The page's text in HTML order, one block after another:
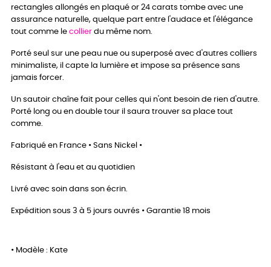
rectangles allongés en plaqué or 24 carats tombe avec une
assurance naturelle, quelque part entre l'audace et l'élégance
tout comme le collier du même nom.
Porté seul sur une peau nue ou superposé avec d'autres colliers
minimaliste, il capte la lumière et impose sa présence sans
jamais forcer.
Un sautoir chaîne fait pour celles qui n'ont besoin de rien d'autre.
Porté long ou en double tour il saura trouver sa place tout
comme.
Fabriqué en France • Sans Nickel •
Résistant à l'eau et au quotidien
Livré avec soin dans son écrin.
Expédition sous 3 à 5 jours ouvrés • Garantie 18 mois
• Modèle : Kate